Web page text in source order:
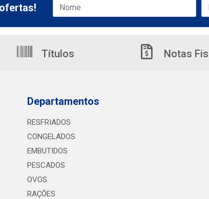
Títulos Notas
Departamentos
RESFRIADOS
CONGELADOS
EMBUTIDOS
PESCADOS
OVOS
RAÇÕES